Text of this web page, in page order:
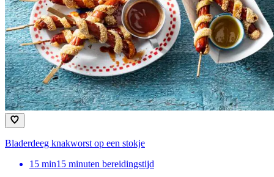
Bladerdeeg knakworst op een stokje
15 min15 minuten bereidingstijd